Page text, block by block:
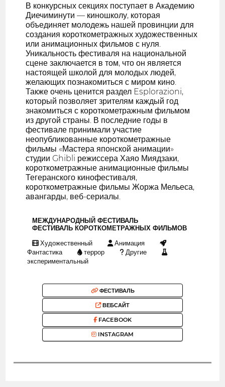
В конкурсных секциях поступает в Академию
Диечиминути — киношколу, которая
объединяет молодежь нашей провинции для
создания короткометражных художественных
или анимационных фильмов с нуля.
Уникальность фестиваля на национальной
сцене заключается в том, что он является
настоящей школой для молодых людей,
желающих познакомиться с миром кино.
Также очень ценится раздел Esplorazioni,
который позволяет зрителям каждый год
знакомиться с короткометражным фильмом
из другой страны. В последние годы в
фестивале принимали участие
неопубликованные короткометражные
фильмы «Мастера японской анимации»
студии Ghibli режиссера Хаяо Миядзаки,
короткометражные анимационные фильмы
Тегеранского кинофестиваля,
короткометражные фильмы Жоржа Мельеса,
авангарды, веб-сериалы.
МЕЖДУНАРОДНЫЙ ФЕСТИВАЛЬ
ФЕСТИВАЛЬ КОРОТКОМЕТРАЖНЫХ ФИЛЬМОВ
Художественный
Анимация
Фантастика
террор
Другие
экспериментальный
ФЕСТИВАЛЬ
ВЕБСАЙТ
FACEBOOK
INSTAGRAM